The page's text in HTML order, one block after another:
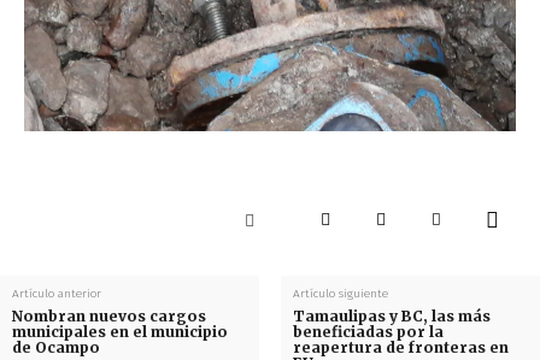
Artículo anterior
Nombran nuevos cargos
municipales en el municipio
de Ocampo
Artículo siguiente
Tamaulipas y BC, las más
beneficiadas por la
reapertura de fronteras en